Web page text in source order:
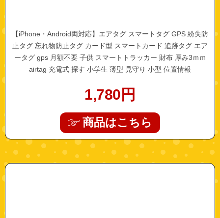
【iPhone・Android両対応】エアタグ スマートタグ GPS 紛失防
止タグ 忘れ物防止タグ カード型 スマートカード 追跡タグ エア
ータグ gps 月額不要 子供 スマートトラッカー 財布 厚み3ｍｍ
airtag 充電式 探す 小学生 薄型 見守り 小型 位置情報
1,780 円
商品はこちら
"a0529"